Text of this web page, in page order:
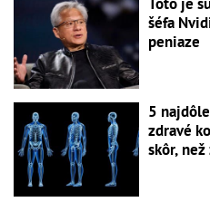
šéfa
peniaze
5
zdravé
skôr,